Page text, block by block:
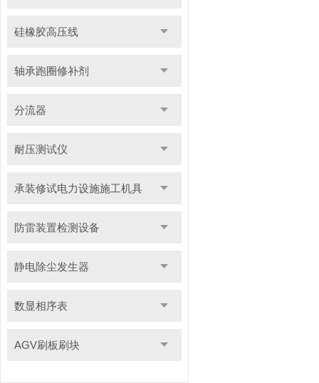
硅橡胶高压线
轴承跑圈修补剂
分流器
耐压测试仪
承装修试电力设施施工机具
防雷装置检测设备
静电除尘发生器
数显相序表
AGV刷板刷块